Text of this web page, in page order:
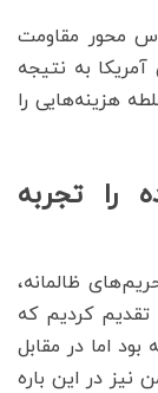
محور مقاومت
به نتیجه
هزینه‌هایی را
را تجربه
ظالمانه،
تقدیم کردیم که
اما در مقابل
نیز در این باره